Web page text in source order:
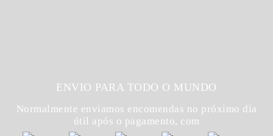
ENVIO PARA TODO O MUNDO
Normalmente enviamos encomendas no próximo dia
útil após o pagamento, com